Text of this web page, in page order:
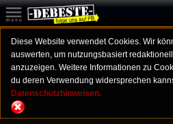
Diese Website verwendet Cookies. Wir
auswerten, um nutzungsbasiert
anzuzeigen. Weitere Informationen zu
du deren Verwendung widersprechen
Datenschutzhinweisen.